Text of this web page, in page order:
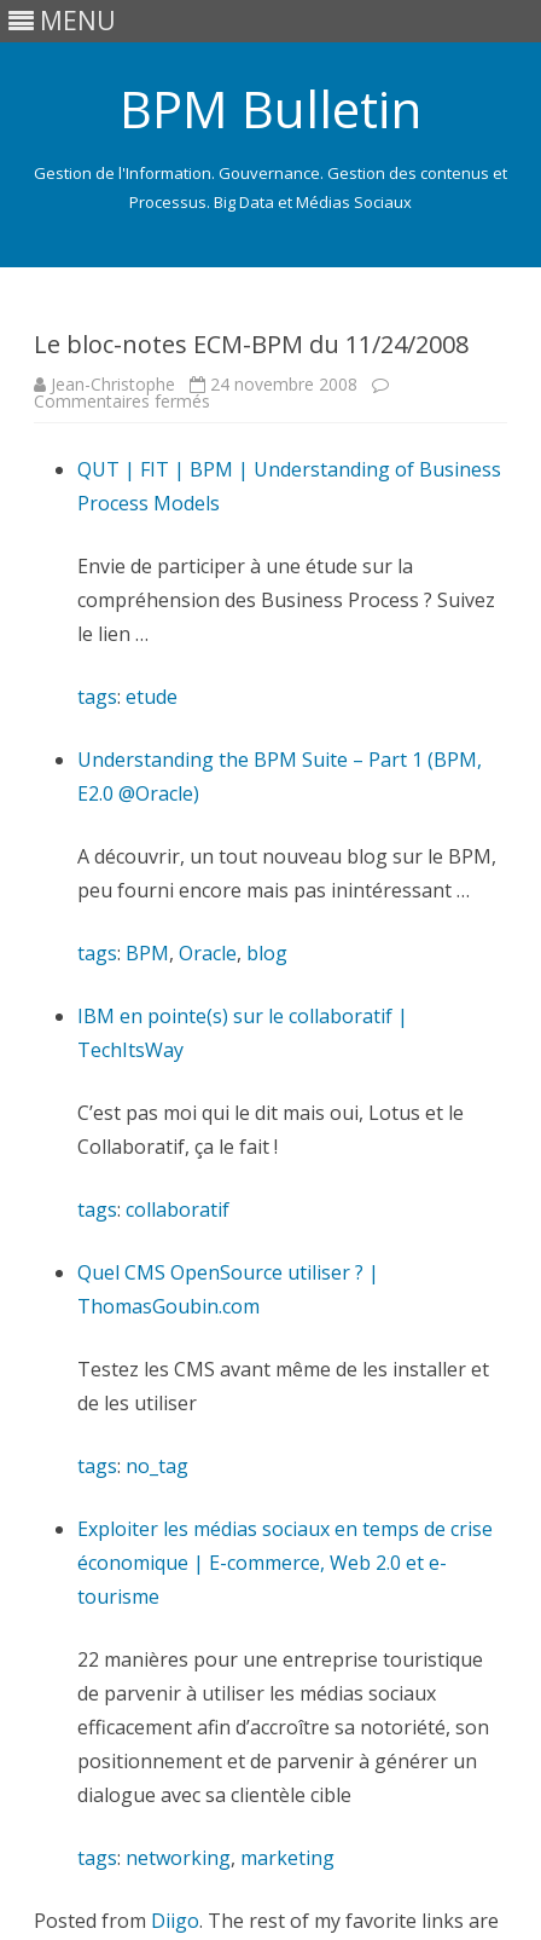
MENU
BPM Bulletin
Gestion de l'Information. Gouvernance. Gestion des contenus et
Processus. Big Data et Médias Sociaux
Le bloc-notes ECM-BPM du 11/24/2008
Jean-Christophe 24 novembre 2008
Commentaires fermés
ECM-
BPM
du
11/24/2008
QUT | FIT | BPM | Understanding of Business
Process Models
Envie de participer à une étude sur la
compréhension des Business Process ? Suivez
le lien …
tags: etude
Understanding the BPM Suite – Part 1 (BPM,
E2.0 @Oracle)
A découvrir, un tout nouveau blog sur le BPM,
peu fourni encore mais pas inintéressant …
tags: BPM, Oracle, blog
IBM en pointe(s) sur le collaboratif |
TechItsWay
C’est pas moi qui le dit mais oui, Lotus et le
Collaboratif, ça le fait !
tags: collaboratif
Quel CMS OpenSource utiliser ? |
ThomasGoubin.com
Testez les CMS avant même de les installer et
de les utiliser
tags: no_tag
Exploiter les médias sociaux en temps de crise
économique | E-commerce, Web 2.0 et e-
tourisme
22 manières pour une entreprise touristique
de parvenir à utiliser les médias sociaux
efficacement afin d’accroître sa notoriété, son
positionnement et de parvenir à générer un
dialogue avec sa clientèle cible
tags: networking, marketing
Posted from Diigo. The rest of my favorite links are